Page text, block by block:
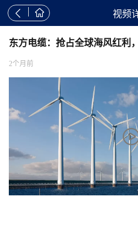
  视频
东方电缆：抢占全球海风红利
2个月前